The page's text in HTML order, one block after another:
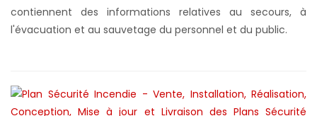
contiennent des informations relatives au secours, à
l'évacuation et au sauvetage du personnel et du public.